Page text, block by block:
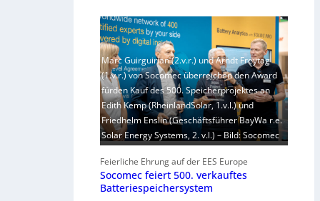
Marc Guirguirian (2.v.r.) und Arndt Freytag
(1.v.r.) von Socomec überreichen den Award
fürden Kauf des 500. Speicherprojektes an
Edith Kemp (RheinlandSolar, 1.v.l.) und
Friedhelm Enslin (Geschäftsführer BayWa r.e.
Solar Energy Systems, 2. v.l.) – Bild: Socomec
Feierliche Ehrung auf der EES Europe
Socomec feiert 500. verkauftes
Batteriespeichersystem